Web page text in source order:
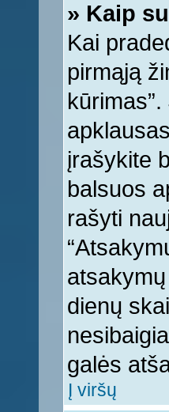
» Kaip
Kai
pirmąją
įrašykite
balsuos
rašyti
dienų
galės
Į viršų